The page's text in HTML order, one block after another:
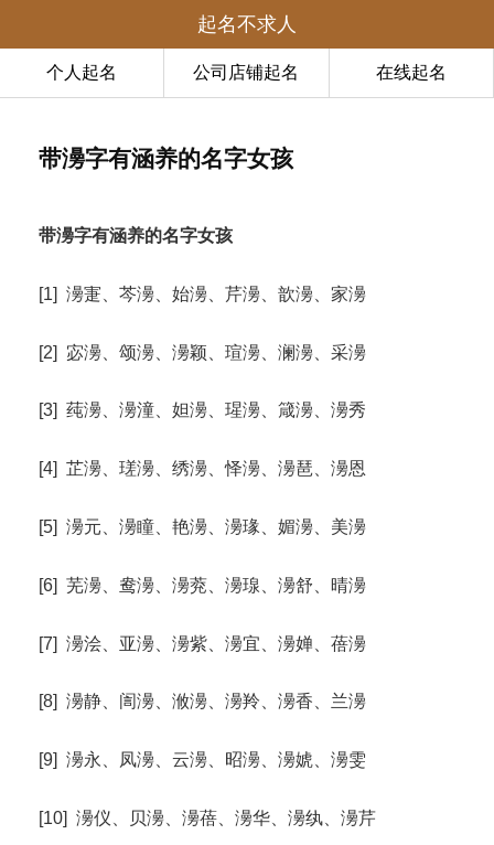
起名不求人
个人起名 公司店铺起名 在线起名
带澷字有涵养的名字女孩
带澷字有涵养的名字女孩
[1] 澷寁、芩澷、始澷、芹澷、歆澷、家澷
[2] 宓澷、颂澷、澷颖、瑄澷、澜澷、采澷
[3] 莼澷、澷潼、妲澷、瑆澷、箴澷、澷秀
[4] 芷澷、瑳澷、绣澷、怿澷、澷琶、澷恩
[5] 澷元、澷瞳、艳澷、澷瑑、媚澷、美澷
[6] 芜澷、鸯澷、澷萒、澷瑔、澷舒、晴澷
[7] 澷浍、亚澷、澷紫、澷宜、澷婵、蓓澷
[8] 澷静、訚澷、浟澷、澷羚、澷香、兰澷
[9] 澷永、凤澷、云澷、昭澷、澷婋、澷雯
[10] 澷仪、贝澷、澷蓓、澷华、澷纨、澷芹